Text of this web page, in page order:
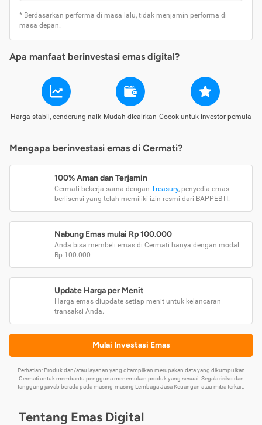
* Berdasarkan performa di masa lalu, tidak menjamin performa di
masa depan.
Apa manfaat berinvestasi emas digital?
Harga stabil, cenderung naik Mudah dicairkan Cocok untuk investor pemula
Mengapa berinvestasi emas di Cermati?
100% Aman dan Terjamin
Cermati bekerja sama dengan Treasury, penyedia emas
berlisensi yang telah memiliki izin resmi dari BAPPEBTI.
Nabung Emas mulai Rp 100.000
Anda bisa membeli emas di Cermati hanya dengan modal
Rp 100.000
Update Harga per Menit
Harga emas diupdate setiap menit untuk kelancaran
transaksi Anda.
Mulai Investasi Emas
Perhatian: Produk dan/atau layanan yang ditampilkan merupakan data yang dikumpulkan
Cermati untuk membantu pengguna menemukan produk yang sesuai. Segala risiko dan
tanggung jawab berada pada masing-masing Lembaga Jasa Keuangan atau mitra terkait.
Tentang Emas Digital